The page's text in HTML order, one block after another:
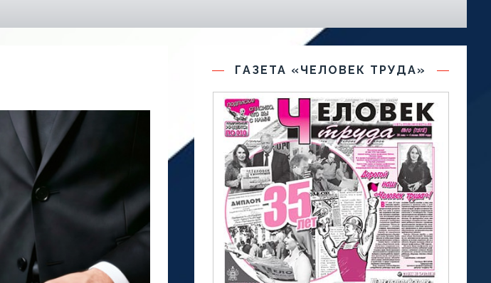
ГАЗЕТА «ЧЕЛОВЕК ТРУДА»